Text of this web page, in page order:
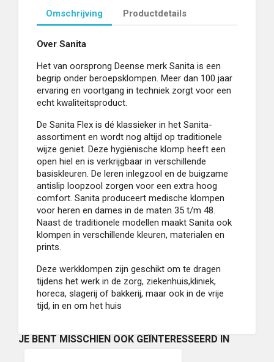
Omschrijving Productdetails
Over Sanita
Het van oorsprong Deense merk Sanita is een
begrip onder beroepsklompen. Meer dan 100 jaar
ervaring en voortgang in techniek zorgt voor een
echt kwaliteitsproduct.
De Sanita Flex is dé klassieker in het Sanita-
assortiment en wordt nog altijd op traditionele
wijze geniet. Deze hygiënische klomp heeft een
open hiel en is verkrijgbaar in verschillende
basiskleuren. De leren inlegzool en de buigzame
antislip loopzool zorgen voor een extra hoog
comfort. Sanita produceert medische klompen
voor heren en dames in de maten 35 t/m 48.
Naast de traditionele modellen maakt Sanita ook
klompen in verschillende kleuren, materialen en
prints.
Deze werkklompen zijn geschikt om te dragen
tijdens het werk in de zorg, ziekenhuis,kliniek,
horeca, slagerij of bakkerij, maar ook in de vrije
tijd, in en om het huis
JE BENT MISSCHIEN OOK GEÏNTERESSEERD IN